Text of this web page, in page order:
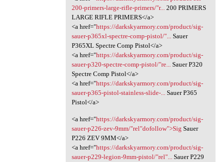
200-primers-large-rifle-primers/"r...
200 PRIMERS
LARGE RIFLE PRIMERS</a>
<a href="https://darkskyarmory.com/product/sig-
sauer-p365xl-spectre-comp-pistol/"...
Sauer
P365XL Spectre Comp Pistol</a>
<a href="https://darkskyarmory.com/product/sig-
sauer-p320-spectre-comp-pistol/"re...
Sauer P320
Spectre Comp Pistol</a>
<a href="https://darkskyarmory.com/product/sig-
sauer-p365-pistol-stainless-slide-...
Sauer P365
Pistol</a>
<a href="https://darkskyarmory.com/product/sig-
sauer-p226-zev-9mm/"rel"dofollow">Sig Sauer
P226 ZEV 9MM</a>
<a href="https://darkskyarmory.com/product/sig-
sauer-p229-legion-9mm-pistol/"rel"...Sauer P229